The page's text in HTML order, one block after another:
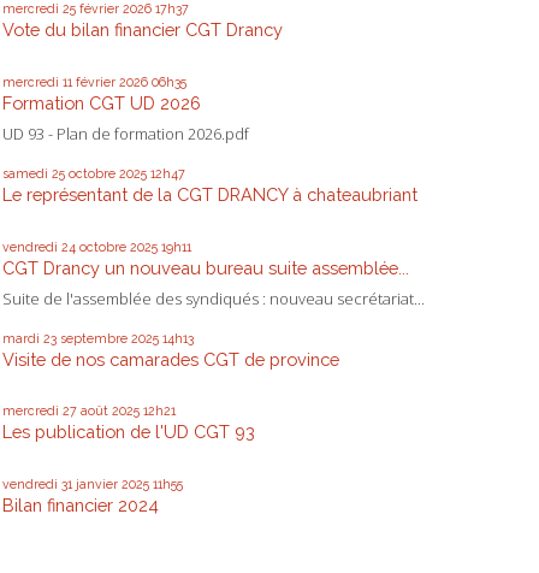
mercredi 25 février 2026 17h37
Vote du bilan financier CGT Drancy
mercredi 11 février 2026 06h35
Formation CGT UD 2026
UD 93 - Plan de formation 2026.pdf
samedi 25 octobre 2025 12h47
Le représentant de la CGT DRANCY à chateaubriant
vendredi 24 octobre 2025 19h11
CGT Drancy un nouveau bureau suite assemblée...
Suite de l'assemblée des syndiqués : nouveau secrétariat...
mardi 23 septembre 2025 14h13
Visite de nos camarades CGT de province
mercredi 27 août 2025 12h21
Les publication de l'UD CGT 93
vendredi 31 janvier 2025 11h55
Bilan financier 2024